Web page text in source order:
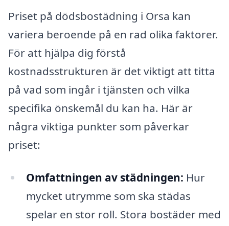
Priset på dödsbostädning i Orsa kan
variera beroende på en rad olika faktorer.
För att hjälpa dig förstå
kostnadsstrukturen är det viktigt att titta
på vad som ingår i tjänsten och vilka
specifika önskemål du kan ha. Här är
några viktiga punkter som påverkar
priset:
Omfattningen av städningen: Hur
mycket utrymme som ska städas
spelar en stor roll. Stora bostäder med